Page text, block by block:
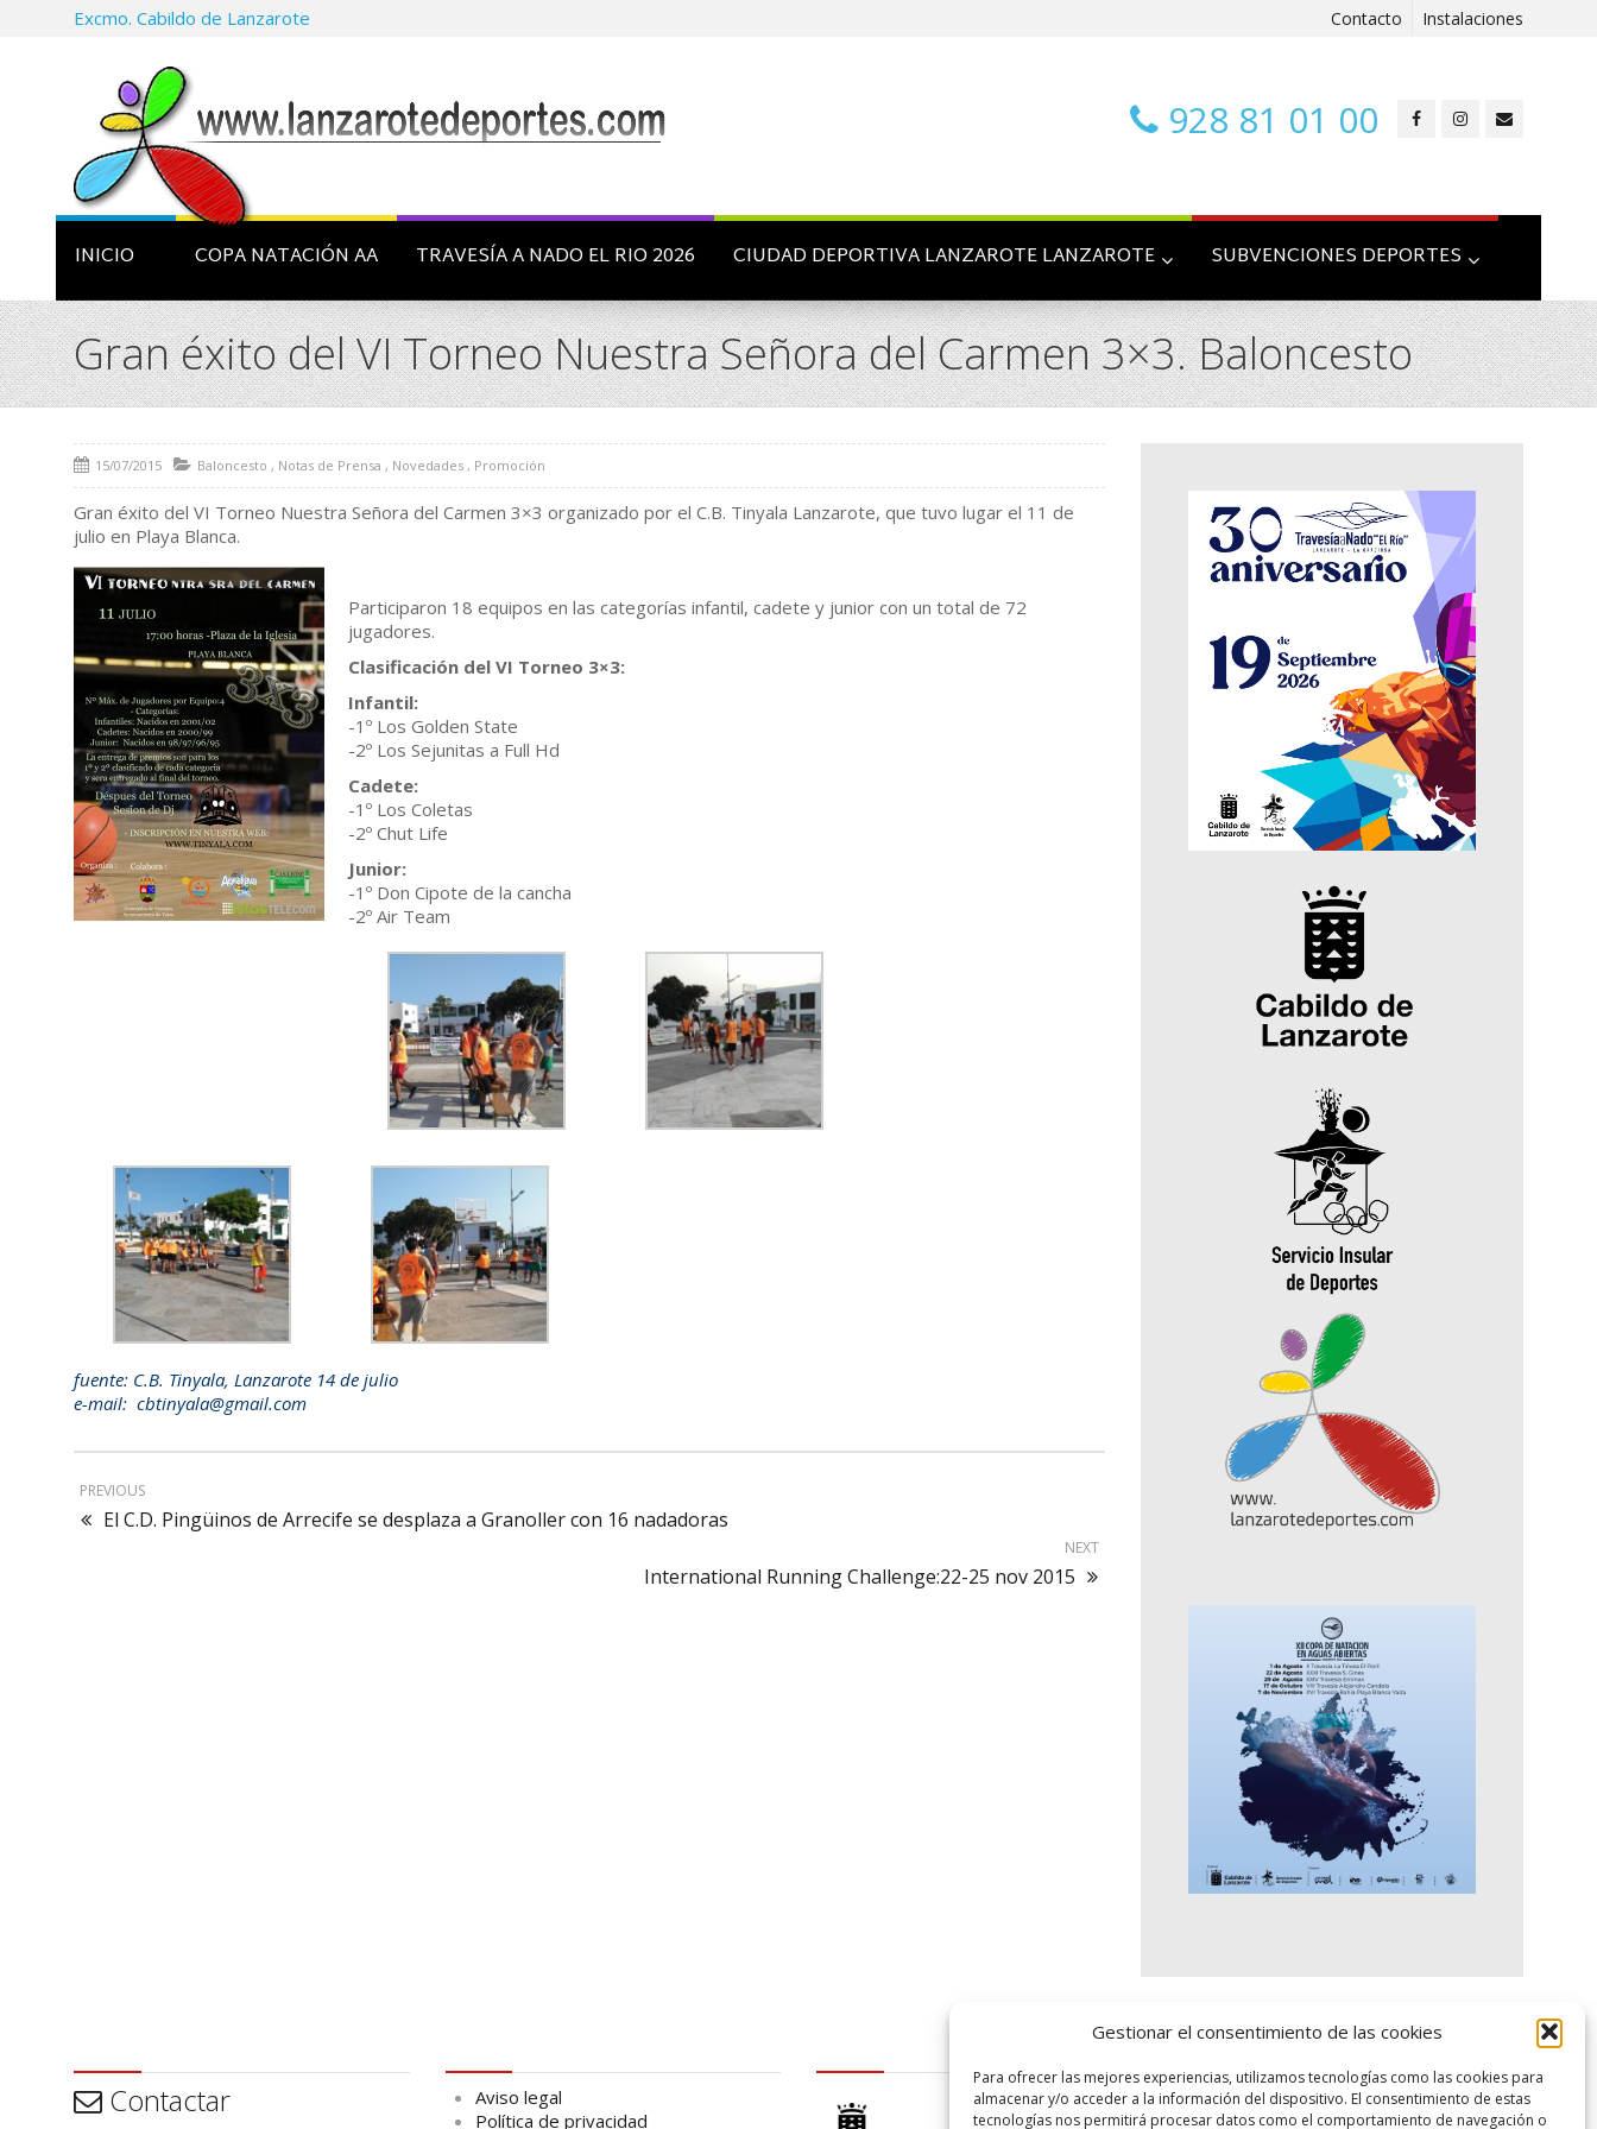
Gestionar el consentimiento de las cookies
Para ofrecer las mejores experiencias, utilizamos tecnologías como las cookies para
almacenar y/o acceder a la información del dispositivo. El consentimiento de estas
tecnologías nos permitirá procesar datos como el comportamiento de navegación o
Excmo. Cabildo de Lanzarote Contacto Instalaciones
928 81 01 00
INICIO COPA NATACIÓN AA TRAVESÍA A NADO EL RIO 2026 CIUDAD DEPORTIVA LANZAROTE LANZAROTE SUBVENCIONES DEPORTES
Gran éxito del VI Torneo Nuestra Señora del Carmen 3×3. Baloncesto
15/07/2015 Baloncesto , Notas de Prensa , Novedades , Promoción
Gran éxito del VI Torneo Nuestra Señora del Carmen 3×3 organizado por el C.B. Tinyala Lanzarote, que tuvo lugar el 11 de
julio en Playa Blanca.
Participaron 18 equipos en las categorías infantil, cadete y junior con un total de 72
jugadores.
Clasificación del VI Torneo 3×3:
Infantil:
-1º Los Golden State
-2º Los Sejunitas a Full Hd
Cadete:
-1º Los Coletas
-2º Chut Life
Junior:
-1º Don Cipote de la cancha
-2º Air Team
fuente: C.B. Tinyala, Lanzarote 14 de julio
e-mail: cbtinyala@gmail.com
PREVIOUS
El C.D. Pingüinos de Arrecife se desplaza a Granoller con 16 nadadoras
NEXT
International Running Challenge:22-25 nov 2015
Contactar
Aviso legal
Política de privacidad
logo SID